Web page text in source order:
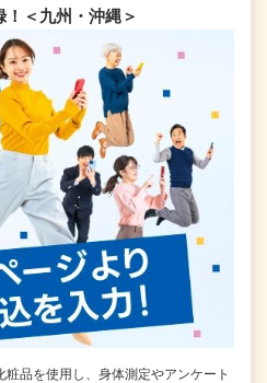
＜九州・沖縄＞
粧品を使用し、身体測定やアンケート